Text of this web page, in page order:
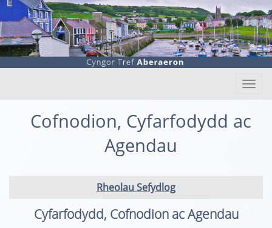
Cofnodion, Cyfarfodydd ac
Agendau
Rheolau Sefydlog
Cyfarfodydd, Cofnodion ac Agendau